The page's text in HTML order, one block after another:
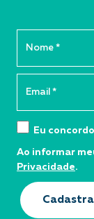
Eu
Ao informar
Privacidade.